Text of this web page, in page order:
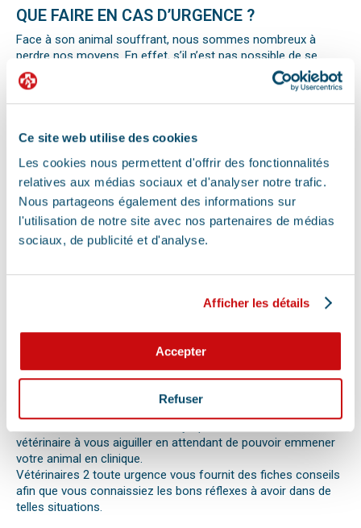
Ce site web utilise des cookies
Les cookies nous permettent d'offrir des fonctionnalités
relatives aux médias sociaux et d'analyser notre trafic.
Nous partageons également des informations sur
l'utilisation de notre site avec nos partenaires de médias
sociaux, de publicité et d'analyse.
Afficher les détails
Accepter
Refuser
QUE FAIRE EN CAS D’URGENCE ?
Face à son animal souffrant, nous sommes nombreux à
perdre nos moyens. En effet, s’il n’est pas possible de se
préparer totalement à ce type d’événement, certains gestes
peuvent être salvateurs.
Ainsi, le premier réflexe à avoir dans une telle situation est de
vétérinaire la plus proche de votre domicile. Il est important
sécurité de votre animal pour ne pas empirer la situation.
Pour pouvoir détecter un mal-être chez son animal et décrire
la situation à un professionnel, il faut faire attention aux
signaux. Tout comportement anormal ou abattement doit
vous alerter.
Les difficultés respiratoires, pertes de conscience, les
votre chat, chien ou autre nouvel animal de compagnie ne va
Différentes causes peuvent être à l’origine d’une urgence pour
votre compagnon. Il peut s’agir en effet d’un épillet, d’une
réaction allergique avec œdème de Quincke, d’une intoxication
ou envenimation, d’un syndrome dilatation torsion de
l’estomac chez le chien, d’une mise bas, d’une infection
vétérinaire à vous aiguiller en attendant de pouvoir emmener
votre animal en clinique.
Vétérinaires 2 toute urgence vous fournit des fiches conseils
afin que vous connaissiez les bons réflexes à avoir dans de
telles situations.